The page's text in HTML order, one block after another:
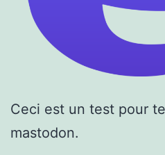
Ceci est un test pour
mastodon.